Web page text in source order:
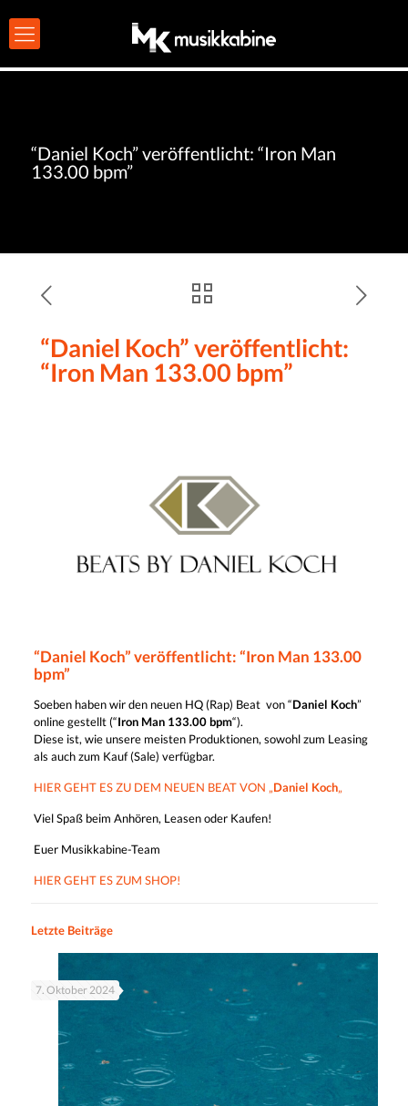
“Daniel Koch” veröffentlicht: “Iron Man
133.00 bpm”
“Daniel Koch” veröffentlicht:
“Iron Man 133.00 bpm”
“Daniel Koch” veröffentlicht: “Iron Man 133.00
bpm”
Soeben haben wir den neuen HQ (Rap) Beat von “Daniel Koch”
online gestellt (“Iron Man 133.00 bpm“).
Diese ist, wie unsere meisten Produktionen, sowohl zum Leasing
als auch zum Kauf (Sale) verfügbar.
HIER GEHT ES ZU DEM NEUEN BEAT VON „Daniel Koch„
Viel Spaß beim Anhören, Leasen oder Kaufen!
Euer Musikkabine-Team
HIER GEHT ES ZUM SHOP!
Letzte Beiträge
7. Oktober 2024